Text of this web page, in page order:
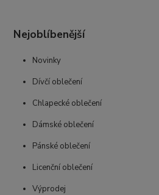
Nejoblíbenější
Novinky
Dívčí oblečení
Chlapecké oblečení
Dámské oblečení
Pánské oblečení
Licenční oblečení
Výprodej